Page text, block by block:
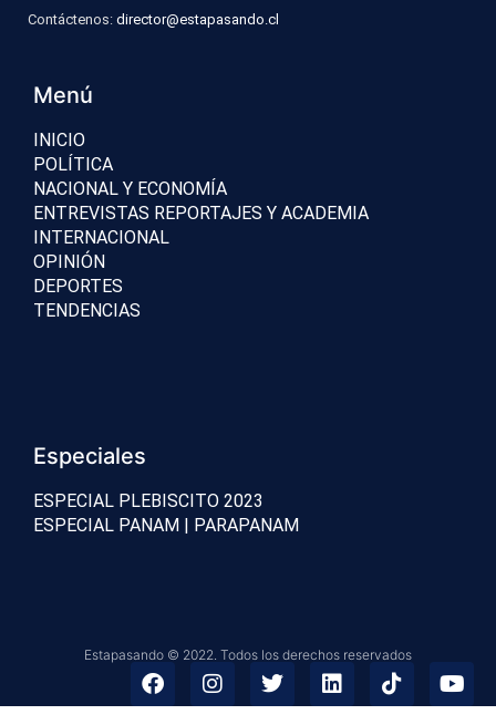
Contáctenos: director@estapasando.cl
Menú
INICIO
POLÍTICA
NACIONAL Y ECONOMÍA
ENTREVISTAS REPORTAJES Y ACADEMIA
INTERNACIONAL
OPINIÓN
DEPORTES
TENDENCIAS
Especiales
ESPECIAL PLEBISCITO 2023
ESPECIAL PANAM | PARAPANAM
Estapasando © 2022. Todos los derechos reservados